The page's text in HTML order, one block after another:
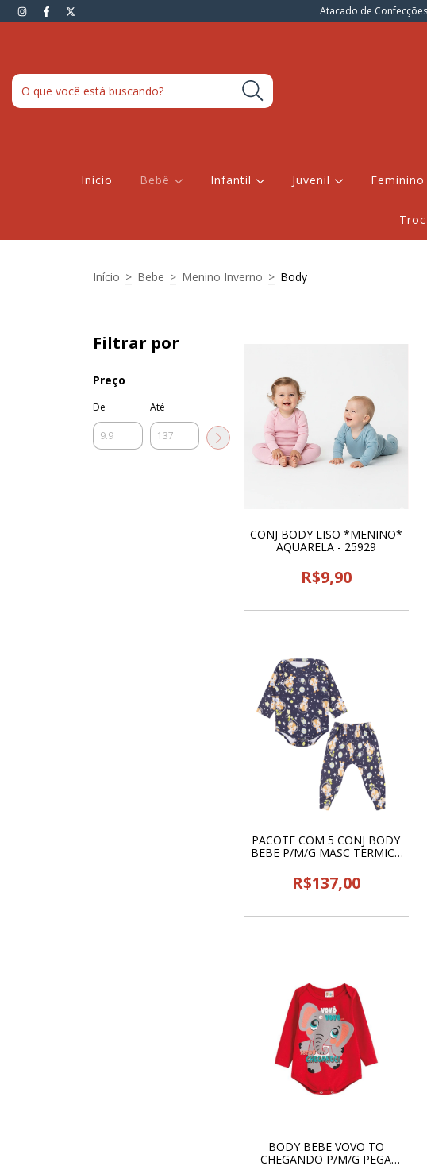
Atacado de Confecções
Início Bebê Infantil Juvenil Feminino
Início > Bebe > Menino Inverno > Body
Filtrar por
Preço
De Até
CONJ BODY LISO *MENINO*
AQUARELA - 25929
R$9,90
PACOTE COM 5 CONJ BODY
BEBE P/M/G MASC TERMICA
R$137,00
BODY BEBE VOVO TO
CHEGANDO P/M/G PEGA